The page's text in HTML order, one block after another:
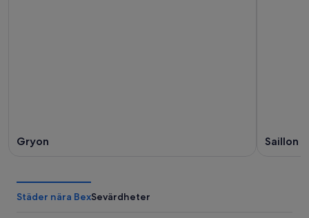
Gryon Saillon
Städer nära BexSevärdheter